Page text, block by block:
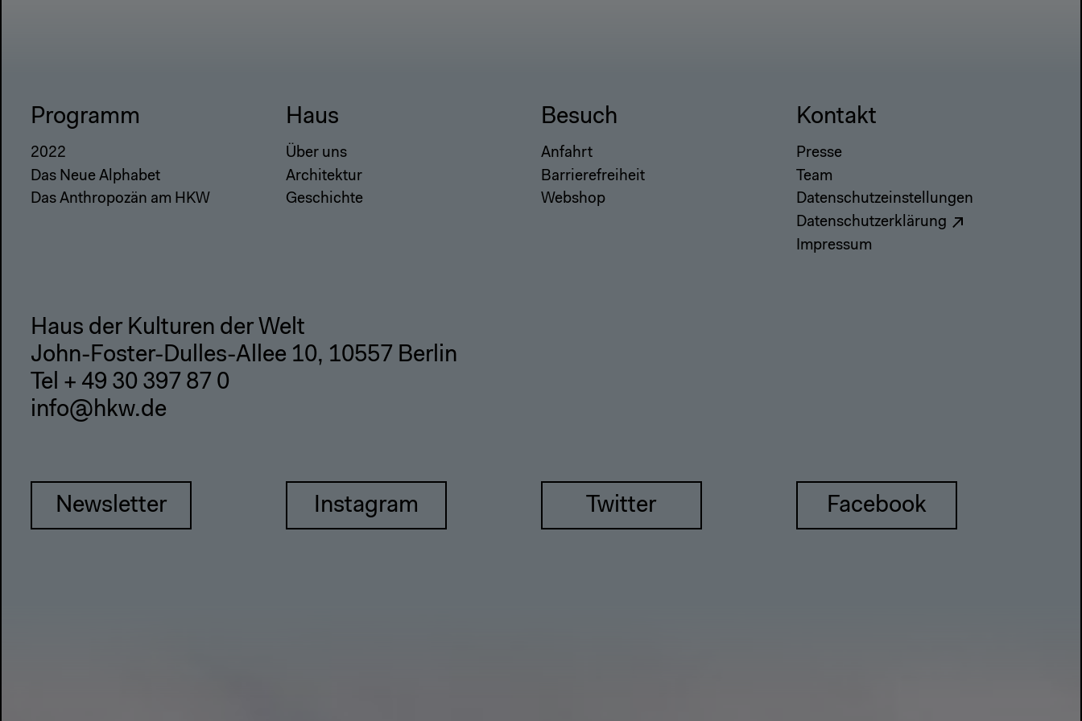
Programm
2022
Das Neue Alphabet
Das Anthropozän am HKW
Haus
Über uns
Architektur
Geschichte
Besuch
Anfahrt
Barrierefreiheit
Webshop
Kontakt
Presse
Team
Datenschutzeinstellungen
Datenschutzerklärung
Impressum
Haus der Kulturen der Welt
John-Foster-Dulles-Allee 10, 10557 Berlin
Tel + 49 30 397 87 0
info@hkw.de
Newsletter Instagram Twitter Facebook